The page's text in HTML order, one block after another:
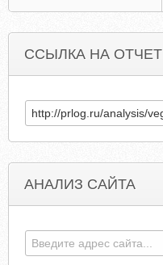
ССЫЛКА НА ОТЧЕТ
АНАЛИЗ САЙТА